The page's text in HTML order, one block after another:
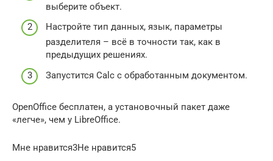
выберите объект.
Настройте тип данных, язык, параметры
разделителя – всё в точности так, как в
предыдущих решениях.
Запустится Calc с обработанным документом.
OpenOffice бесплатен, а установочный пакет даже
«легче», чем у LibreOffice.
Мне нравится3Не нравится5